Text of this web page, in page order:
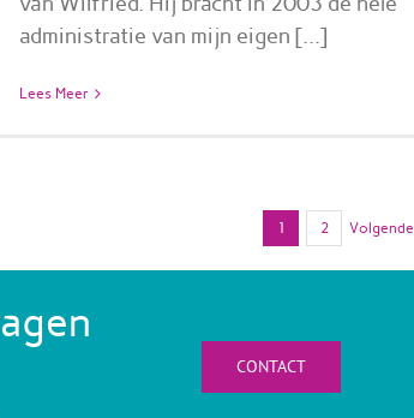
administratie van mijn eigen [...]
Lees Meer
1 2 Volgende
CONTACT